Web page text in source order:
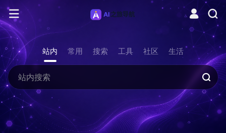
站内 常用 搜索 工具 社区 生活